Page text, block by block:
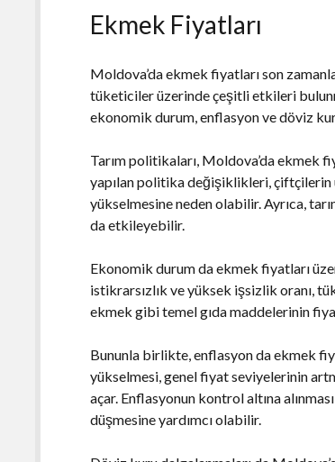
Ekmek Fiyatları
Moldova’da ekmek fiyatları son
tüketiciler üzerinde çeşitli etkileri
ekonomik durum, enflasyon ve döviz
Tarım politikaları, Moldova’da ekmek
yapılan politika değişiklikleri, çiftçilerin
yükselmesine neden olabilir. Ayrıca,
da etkileyebilir.
Ekonomik durum da ekmek fiyatları
istikrarsızlık ve yüksek işsizlik oranı,
ekmek gibi temel gıda maddelerinin
Bununla birlikte, enflasyon da ekmek
yükselmesi, genel fiyat seviyelerinin
açar. Enflasyonun kontrol altına
düşmesine yardımcı olabilir.